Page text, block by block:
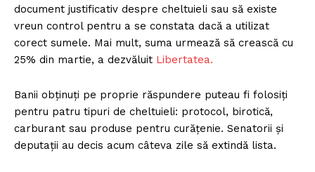
document justificativ despre cheltuieli sau să existe
vreun control pentru a se constata dacă a utilizat
corect sumele. Mai mult, suma urmează să crească cu
25% din martie, a dezvăluit Libertatea.
Banii obţinuţi pe proprie răspundere puteau fi folosiţi
pentru patru tipuri de cheltuieli: protocol, birotică,
carburant sau produse pentru curăţenie. Senatorii şi
deputaţii au decis acum câteva zile să extindă lista.